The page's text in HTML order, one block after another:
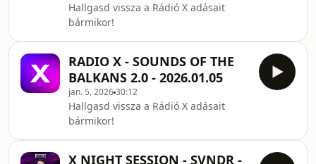
Hallgasd vissza a Rádió X adásait
bármikor!
RADIO X - SOUNDS OF THE
BALKANS 2.0 - 2026.01.05
jan. 5, 202630:12
Hallgasd vissza a Rádió X adásait
bármikor!
X NIGHT SESSION - SVNDR -